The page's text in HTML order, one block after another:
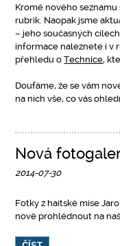
Kromě nového
rubrik. Naopak jsme
– jeho současných
informace naleznete i v
přehledu oTechnice,
Doufáme, že se vám
na nich vše, co vás
Nová
2014-07-30
Fotky z haitské mise
nově prohlédnout na